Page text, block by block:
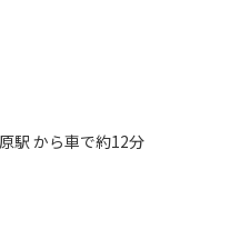
駅 から車で約12分